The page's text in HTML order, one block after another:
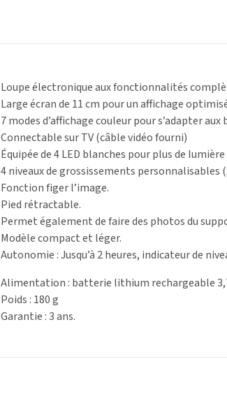
Loupe électronique aux fonctionnalités
Large écran de 11 cm pour un affichage
7 modes d’affichage couleur pour s’adapter
Connectable sur TV (câble vidéo fourni)
Équipée de 4 LED blanches pour plus de
4 niveaux de grossissements personnalisables
Fonction figer l’image.
Pied rétractable.
Permet également de faire des photos du
Modèle compact et léger.
Autonomie : Jusqu’à 2 heures, indicateur de
Alimentation : batterie lithium rechargeable
Poids : 180 g
Garantie : 3 ans.